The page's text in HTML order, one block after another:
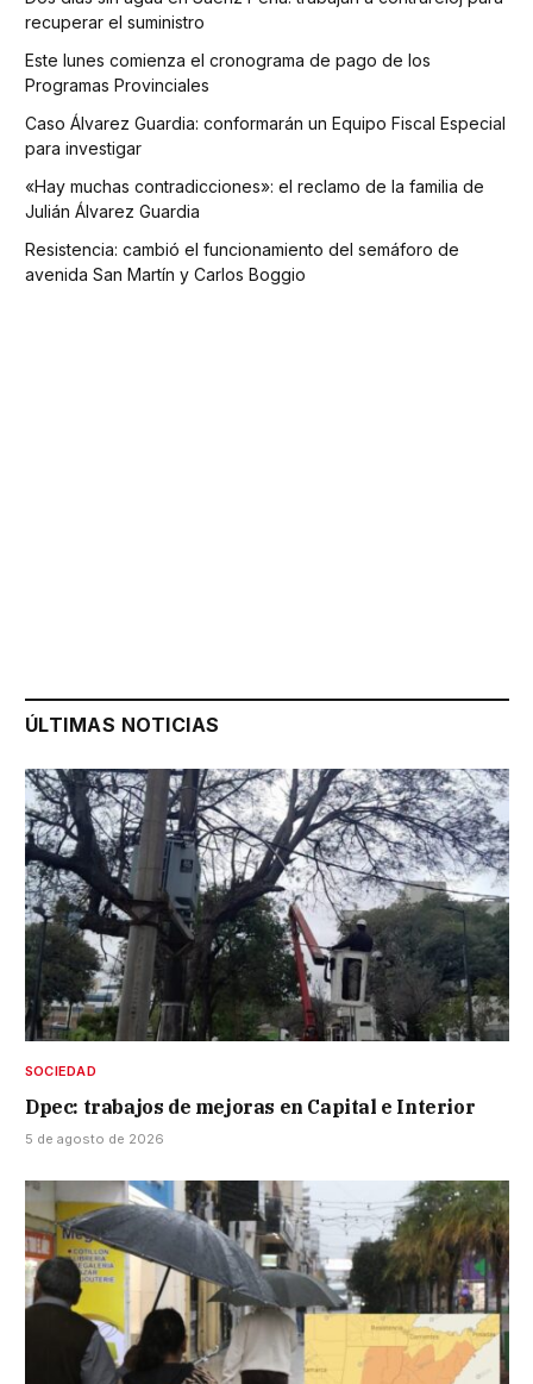
recuperar el suministro
Este lunes comienza el cronograma de pago de los
Programas Provinciales
Caso Álvarez Guardia: conformarán un Equipo Fiscal Especial
para investigar
«Hay muchas contradicciones»: el reclamo de la familia de
Julián Álvarez Guardia
Resistencia: cambió el funcionamiento del semáforo de
avenida San Martín y Carlos Boggio
ÚLTIMAS NOTICIAS
SOCIEDAD
Dpec: trabajos de mejoras en Capital e Interior
5 de agosto de 2026